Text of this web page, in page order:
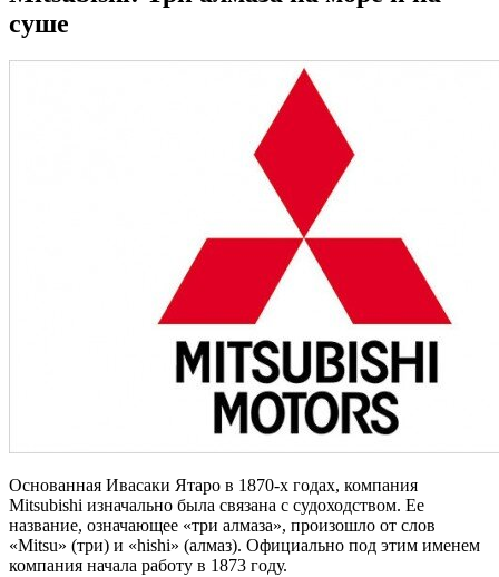
суше
Основанная Ивасаки Ятаро в 1870-х годах, компания
Mitsubishi изначально была связана с судоходством. Ее
название, означающее «три алмаза», произошло от слов
«Mitsu» (три) и «hishi» (алмаз). Официально под этим именем
компания начала работу в 1873 году.